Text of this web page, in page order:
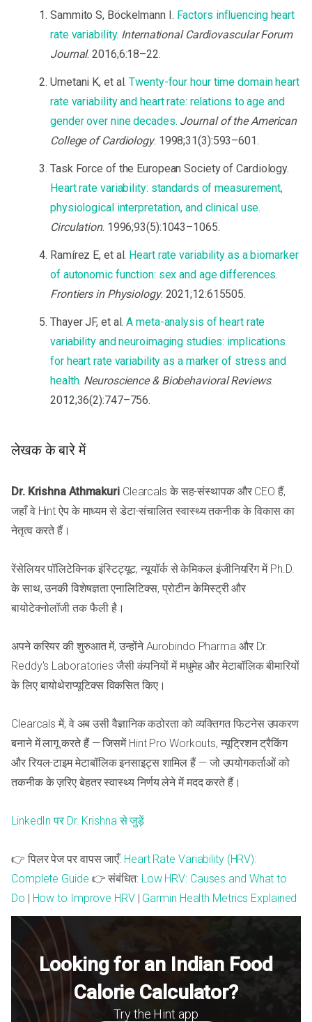
Sammito S, Böckelmann I. Factors influencing heart
rate variability. International Cardiovascular Forum
Journal. 2016;6:18–22.
Umetani K, et al.Twenty-four hour time domain heart
rate variability and heart rate: relations to age and
gender over nine decades. Journal of the American
College of Cardiology. 1998;31(3):593–601.
Task Force of the European Society of Cardiology.
Heart rate variability: standards of measurement,
physiological interpretation, and clinical use.
Circulation. 1996;93(5):1043–1065.
Ramírez E, et al. Heart rate variability as a biomarker
of autonomic function: sex and age differences.
Frontiers in Physiology. 2021;12:615505.
Thayer JF, et al.A meta-analysis of heart rate
variability and neuroimaging studies: implications
for heart rate variability as a marker of stress and
health. Neuroscience & Biobehavioral Reviews.
2012;36(2):747–756.
लेखक के बारे में
Dr. Krishna AthmakuriClearcals के सह-संस्थापक और CEO हैं,
जहाँ वे Hint ऐप के माध्यम से डेटा-संचालित स्वास्थ्य तकनीक के विकास का
नेतृत्व करते हैं।
रेंसेलियर पॉलिटेक्निक इंस्टिट्यूट, न्यूयॉर्क से केमिकल इंजीनियरिंग में Ph.D.
के साथ, उनकी विशेषज्ञता एनालिटिक्स, प्रोटीन केमिस्ट्री और
बायोटेक्नोलॉजी तक फैली है।
अपने करियर की शुरुआत में, उन्होंने Aurobindo Pharma और Dr.
Reddy's Laboratories जैसी कंपनियों में मधुमेह और मेटाबॉलिक बीमारियों
के लिए बायोथेराप्यूटिक्स विकसित किए।
Clearcals में, वे अब उसी वैज्ञानिक कठोरता को व्यक्तिगत फिटनेस उपकरण
बनाने में लागू करते हैं — जिसमें Hint Pro Workouts, न्यूट्रिशन ट्रैकिंग
और रियल-टाइम मेटाबॉलिक इनसाइट्स शामिल हैं — जो उपयोगकर्ताओं को
तकनीक के ज़रिए बेहतर स्वास्थ्य निर्णय लेने में मदद करते हैं।
LinkedIn पर Dr. Krishna से जुड़ें
👉 पिलर पेज पर वापस जाएँ: Heart Rate Variability (HRV):
Complete Guide 👉 संबंधित: Low HRV: Causes and What to
Do
How to Improve HRV| Garmin Health Metrics Explained
Looking for an Indian Food
Calorie Calculator?
Try the Hint app